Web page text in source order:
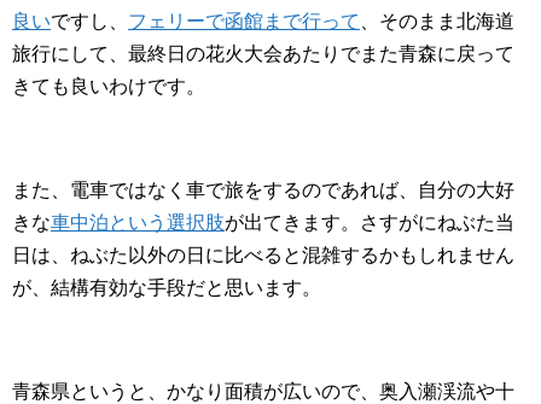
良いですし、 フェリーで函館まで行って
、そのまま北海道
旅行にして、最終日の花火大会あたりでまた青森に戻って
きても良いわけです。
また、電車ではなく車で旅をするのであれば、自分の大好
きな車中泊という選択肢が出てきます。さすがにねぶた当
日は、ねぶた以外の日に比べると混雑するかもしれません
が、結構有効な手段だと思います。
青森県というと、かなり面積が広いので、奥入瀬渓流や十